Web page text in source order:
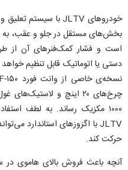
است و فشار کمک‌فنرهای آن از
حرکت کند.